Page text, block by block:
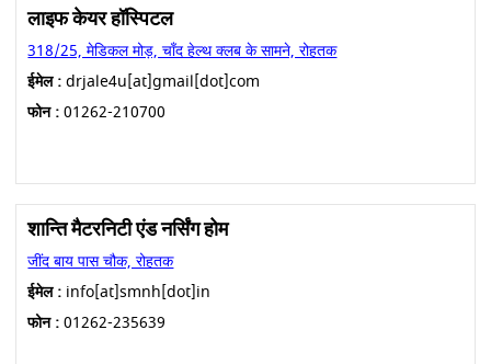
लाइफ केयर हॉस्पिटल
318/25, मेडिकल मोड़, चाँद हेल्थ क्लब के सामने, रोहतक
ईमेल :drjale4u[at]gmail[dot]com
फोन :01262-210700
शान्ति मैटरनिटी एंड नर्सिंग होम
जींद बाय पास चौक, रोहतक
ईमेल : info[at]smnh[dot]in
फोन :01262-235639